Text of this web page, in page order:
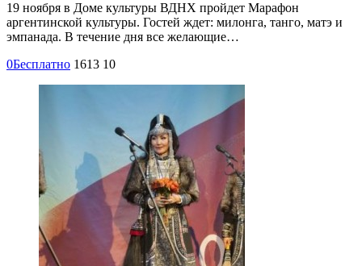
19 ноября в Доме культуры ВДНХ пройдет Марафон
аргентинской культуры. Гостей ждет: милонга, танго, матэ и
эмпанада. В течение дня все желающие…
0Бесплатно 1613 10